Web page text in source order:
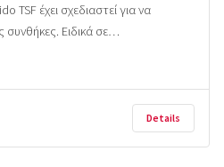
TSF έχει σχεδιαστεί για να
συνθήκες. Ειδικά σε…
Details